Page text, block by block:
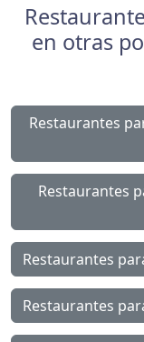
en otras
Restaurantes
Restaurantes
Restaurantes
Restaurantes